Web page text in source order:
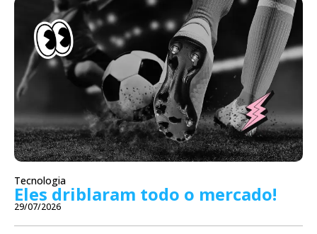
Tecnologia
Eles driblaram todo o mercado!
29/07/2026